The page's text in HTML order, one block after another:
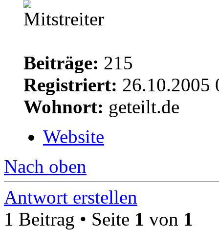
Beiträge: 215
Registriert: 26.10.2005
Wohnort: geteilt.de
Website
Nach oben
Antwort erstellen
1 Beitrag • Seite 1 von 1